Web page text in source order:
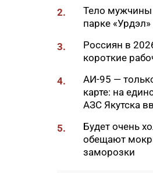
проведут
18:40
Приметы на
года: что
делать в
ВТБ:
расходы на
образ жизни
Сенатор
встречу
2.
Тело
парке «Урдэл»
3.
Россиян в
короткие
4.
АИ-95 —
карте: на
АЗС Якутска
5.
Будет очень
обещают
заморозки